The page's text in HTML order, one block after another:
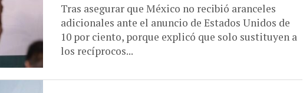
Tras asegurar que México no recibió aranceles
adicionales ante el anuncio de Estados Unidos de
10 por ciento, porque explicó que solo sustituyen a
los recíprocos...